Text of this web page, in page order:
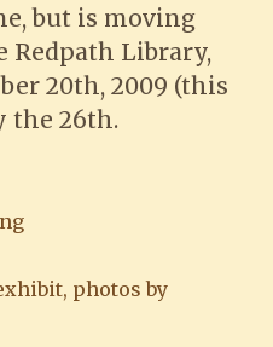
but is moving
Library,
20th, 2009 (this
the 26th.